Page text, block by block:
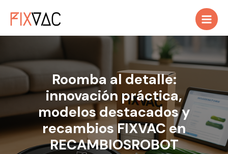
Roomba al detalle:
innovación práctica,
modelos destacados y
recambios FIXVAC en
RECAMBIOSROBOT